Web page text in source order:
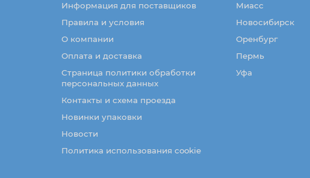
Информация для поставщиков
Правила и условия
О компании
Оплата и доставка
Страница политики обработки
персональных данных
Контакты и схема проезда
Новинки упаковки
Новости
Политика использования cookie
Миасс
Новосибирск
Оренбург
Пермь
Уфа